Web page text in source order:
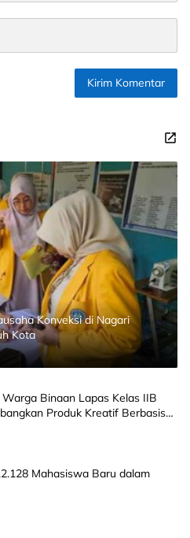
Konveksi di Nagari
Kota
Warga Binaan Lapas Kelas IIB
Produk Kreatif Berbasis
Mahasiswa Baru dalam